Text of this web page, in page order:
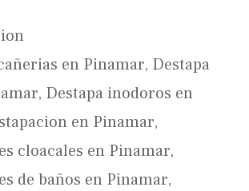
en Pinamar, Destapa
, Destapa inodoros en
en Pinamar,
cloacales en Pinamar,
de baños en Pinamar,